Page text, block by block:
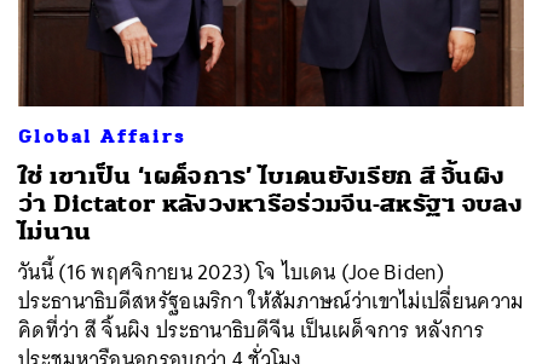
Global Affairs
ใช่ เขาเป็น ‘เผด็จการ’ ไบเดนยังเรียก สี จิ้นผิง
ว่า Dictator หลังวงหารือร่วมจีน-สหรัฐฯ จบลง
ไม่นาน
วันนี้ (16 พฤศจิกายน 2023) โจ ไบเดน (Joe Biden)
ประธานาธิบดีสหรัฐอเมริกา ให้สัมภาษณ์ว่าเขาไม่เปลี่ยนความ
คิดที่ว่า สี จิ้นผิง ประธานาธิบดีจีน เป็นเผด็จการ หลังการ